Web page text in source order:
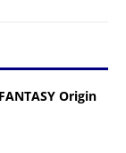
Origin